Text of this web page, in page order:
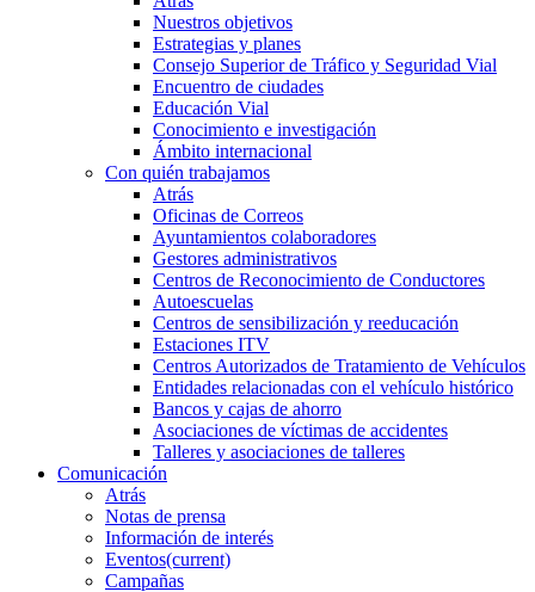
Nuestros objetivos
Estrategias y planes
Consejo Superior de Tráfico y Seguridad Vial
Encuentro de ciudades
Educación Vial
Conocimiento e investigación
Ámbito internacional
Con quién trabajamos
Atrás
Oficinas de Correos
Ayuntamientos colaboradores
Gestores administrativos
Centros de Reconocimiento de Conductores
Autoescuelas
Centros de sensibilización y reeducación
Estaciones ITV
Centros Autorizados de Tratamiento de Vehículos
Entidades relacionadas con el vehículo histórico
Bancos y cajas de ahorro
Asociaciones de víctimas de accidentes
Talleres y asociaciones de talleres
Comunicación
Atrás
Notas de prensa
Información de interés
Eventos(current)
Campañas